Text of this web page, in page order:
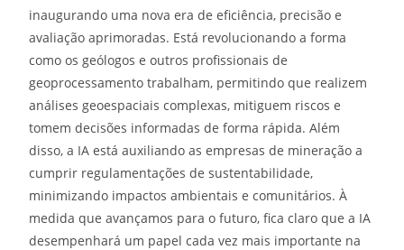
inaugurando uma nova era de eficiência, precisão e
avaliação aprimoradas. Está revolucionando a forma
como os geólogos e outros profissionais de
geoprocessamento trabalham, permitindo que realizem
análises geoespaciais complexas, mitiguem riscos e
tomem decisões informadas de forma rápida. Além
disso, a IA está auxiliando as empresas de mineração a
cumprir regulamentações de sustentabilidade,
minimizando impactos ambientais e comunitários. À
medida que avançamos para o futuro, fica claro que a IA
desempenhará um papel cada vez mais importante na